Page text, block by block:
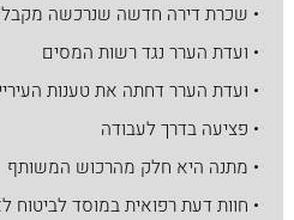
• שכרת דירה חדשה שנרכשה
• ועדת הערר נגד רשות המסים
• ועדת הערר דחתה את טענות
• פציעה בדרך לעבודה
• מתנה היא חלק מהרכוש המשותף
• חוות דעת רפואית במוסד לביטוח